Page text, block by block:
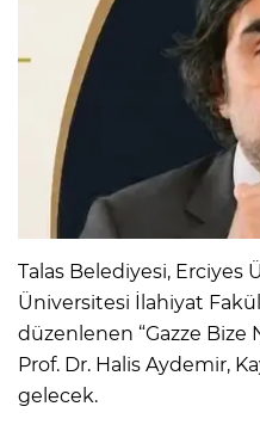
Talas Belediyesi, Erciyes
Üniversitesi İlahiyat
düzenlenen “Gazze Bize
Prof. Dr. Halis Aydemir,
gelecek.